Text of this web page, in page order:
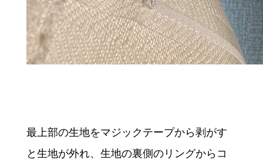
最上部の生地をマジックテープから剥がす
と生地が外れ、生地の裏側のリングからコ